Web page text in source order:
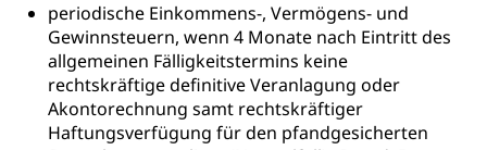
periodische Einkommens-, Vermögens- und
Gewinnsteuern, wenn 4 Monate nach Eintritt des
allgemeinen Fälligkeitstermins keine
rechtskräftige definitive Veranlagung oder
Akontorechnung samt rechtskräftiger
Haftungsverfügung für den pfandgesicherten